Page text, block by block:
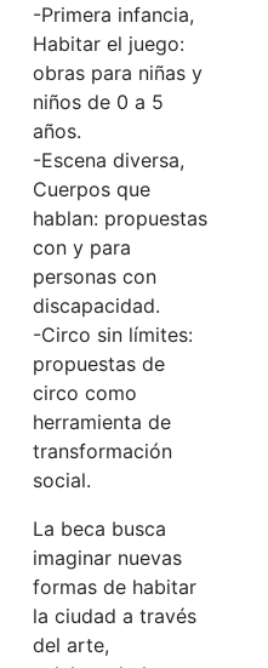
-Primera infancia,
Habitar el juego:
obras para niñas y
niños de 0 a 5
años.
-Escena diversa,
Cuerpos que
hablan: propuestas
con y para
personas con
discapacidad.
-Circo sin límites:
propuestas de
circo como
herramienta de
transformación
social.
La beca busca
imaginar nuevas
formas de habitar
la ciudad a través
del arte,